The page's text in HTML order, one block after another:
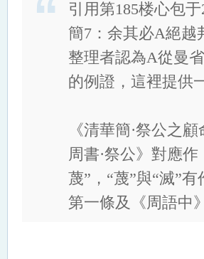
引用第185楼心包
簡7：余其必A絕越
整理者認為A從曼
的例證，這裡提供
《清華簡·祭公之
周書·祭公》對應
蔑”，“蔑”與“滅”
第一條及《周語中